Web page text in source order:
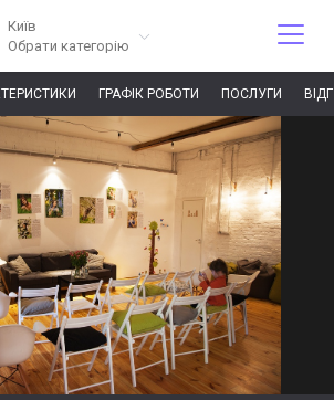
Київ
Обрати категорію
ГРАФІК РОБОТИ ПОСЛУГИ